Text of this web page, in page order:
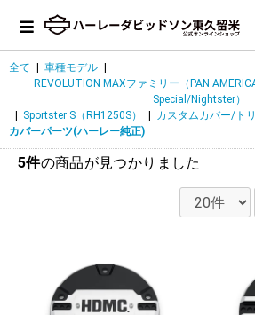
全て 車種モデル
REVOLUTION MAXファミリー（PAN
Special/Nightster）
Sportster S（RH1250S） カスタムカバー/ト
カバーパーツ(ハーレー純正)
5件の商品が見つかりました